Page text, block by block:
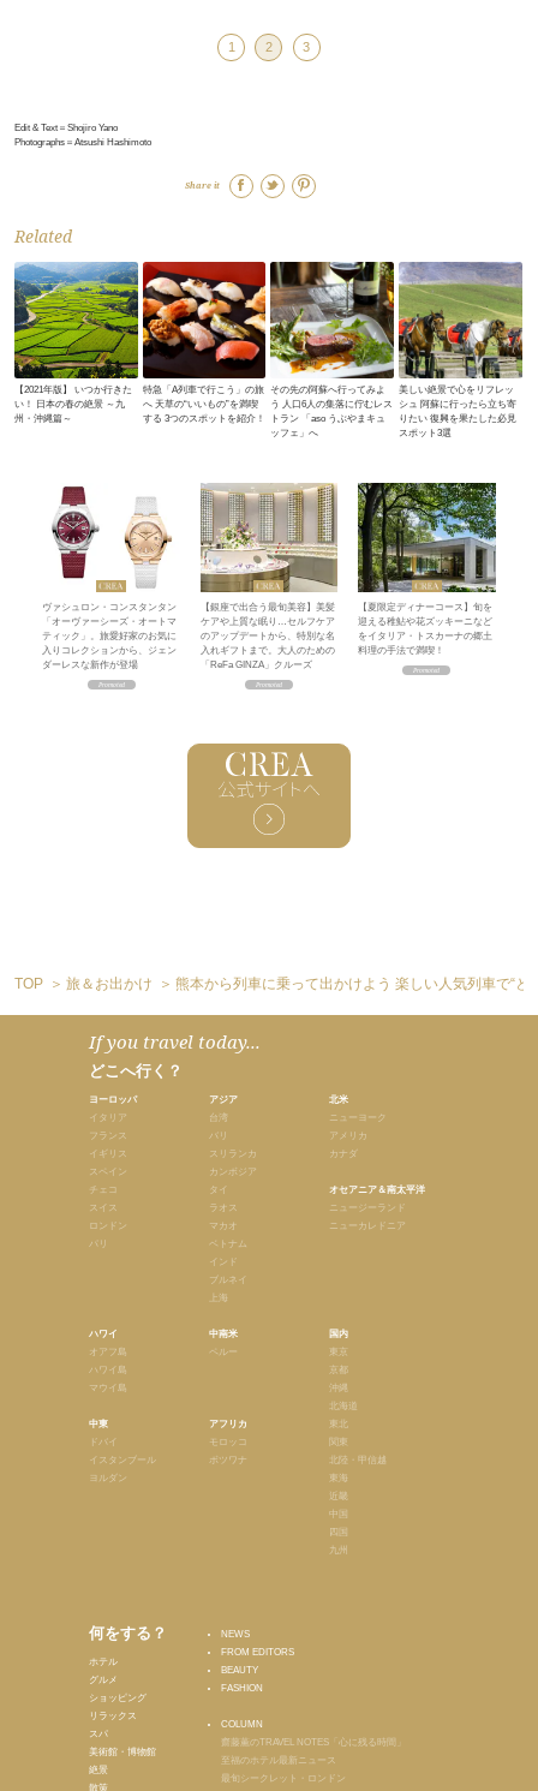
1 2 3
Edit & Text＝Shojiro Yano
Photographs＝Atsushi Hashimoto
Share it
Related
【2021年版】 いつか行きた
い！ 日本の春の絶景 ～九
州・沖縄篇～
特急「A列車で行こう」の旅
へ 天草の“いいもの”を満喫
する 3つのスポットを紹介！
その先の阿蘇へ行ってみよ
う 人口6人の集落に佇むレス
トラン 「aso うぶやまキュ
ッフェ」へ
美しい絶景で心をリフレッ
シュ 阿蘇に行ったら立ち寄
りたい 復興を果たした必見
スポット3選
ヴァシュロン・コンスタンタン
「オーヴァーシーズ・オートマ
ティック」。旅愛好家のお気に
入りコレクションから、ジェン
ダーレスな新作が登場
【銀座で出合う最旬美容】美髪
ケアや上質な眠り…セルフケア
のアップデートから、特別な名
入れギフトまで。大人のための
「ReFa GINZA」クルーズ
【夏限定ディナーコース】旬を
迎える稚鮎や花ズッキーニなど
をイタリア・トスカーナの郷土
料理の手法で満喫！
TOP 旅＆お出かけ 熊本から列車に乗って出かけよう 楽しい人気列車で“と
If you travel today...
どこへ行く？
ヨーロッパ
イタリア
フランス
イギリス
スペイン
チェコ
スイス
ロンドン
パリ
ハワイ
オアフ島
ハワイ島
マウイ島
中東
ドバイ
イスタンブール
ヨルダン
アジア
台湾
バリ
スリランカ
カンボジア
タイ
ラオス
マカオ
ベトナム
インド
ブルネイ
上海
中南米
ペルー
アフリカ
モロッコ
ボツワナ
北米
ニューヨーク
アメリカ
カナダ
オセアニア＆南太平洋
ニュージーランド
ニューカレドニア
国内
東京
京都
沖縄
北海道
東北
関東
北陸・甲信越
東海
近畿
中国
四国
九州
何をする？
ホテル
グルメ
ショッピング
リラックス
スパ
美術館・博物館
絶景
散策
NEWS
FROM EDITORS
BEAUTY
FASHION
COLUMN
齋藤薫のTRAVEL NOTES「心に残る時間」
至福のホテル最新ニュース
最旬シークレット・ロンドン